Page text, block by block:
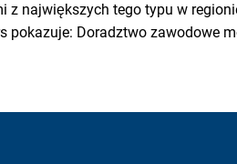
z największych tego typu w
pokazuje: Doradztwo zawodowe